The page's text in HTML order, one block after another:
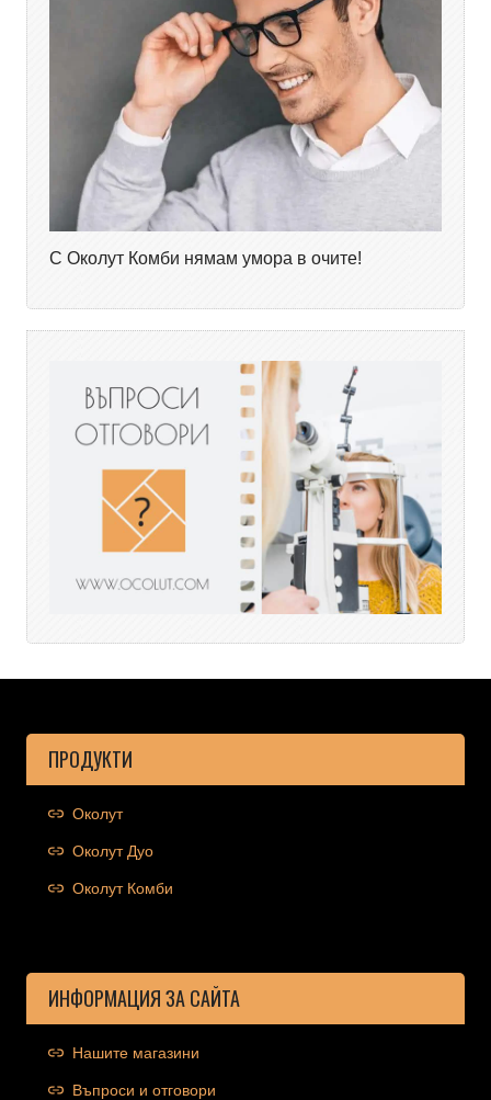
С Околут Комби нямам умора в очите!
ПРОДУКТИ
Околут
Околут Дуо
Околут Комби
ИНФОРМАЦИЯ ЗА САЙТА
Нашите магазини
Въпроси и отговори